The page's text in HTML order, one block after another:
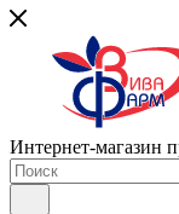
Интернет-магазин